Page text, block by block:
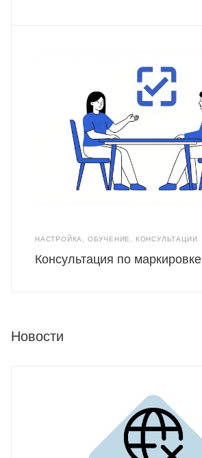
НАСТРОЙКА, ОБУЧЕНИЕ, КОНСУЛЬТАЦИИ
Консультация по маркировке
Новости